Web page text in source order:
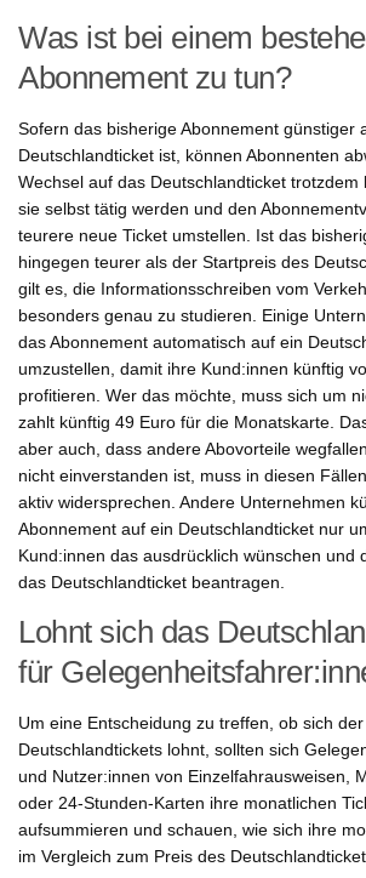
Was ist bei einem
Abonnement zu tun?
Sofern das bisherige Abonnement günstiger
Deutschlandticket ist, können Abonnenten
Wechsel auf das Deutschlandticket trotzdem
sie selbst tätig werden und den
teurere neue Ticket umstellen. Ist das
hingegen teurer als der Startpreis des
gilt es, die Informationsschreiben vom
besonders genau zu studieren. Einige
das Abonnement automatisch auf ein
umzustellen, damit ihre Kund:innen künftig
profitieren. Wer das möchte, muss sich um
zahlt künftig 49 Euro für die Monatskarte.
aber auch, dass andere Abovorteile
nicht einverstanden ist, muss in diesen
aktiv widersprechen. Andere Unternehmen
Abonnement auf ein Deutschlandticket nur
Kund:innen das ausdrücklich wünschen und
das Deutschlandticket beantragen.
Lohnt sich das
für
Um eine Entscheidung zu treffen, ob sich
Deutschlandtickets lohnt, sollten sich
und Nutzer:innen von Einzelfahrausweisen,
oder 24-Stunden-Karten ihre monatlichen
aufsummieren und schauen, wie sich ihre
im Vergleich zum Preis des